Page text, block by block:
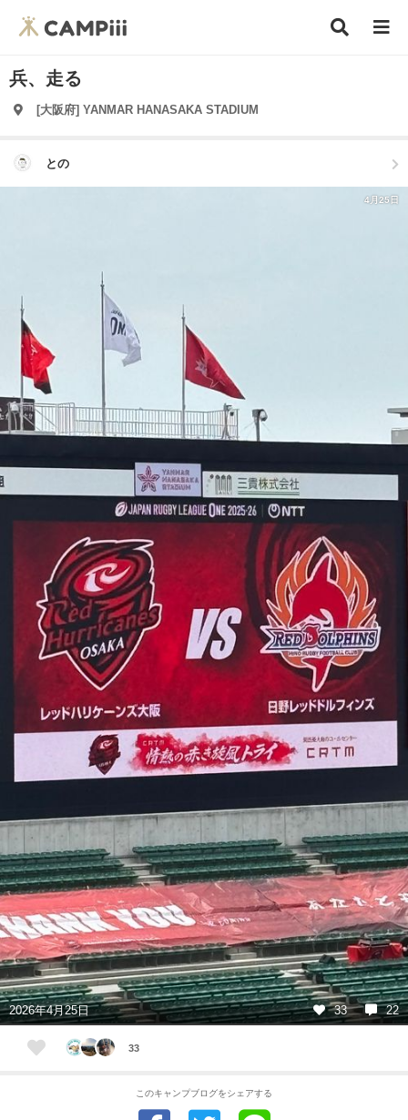
兵、走る
[大阪府] YANMAR HANASAKA STADIUM
との
4月25日
2026年4月25日 33 22
33
このキャンプブログをシェアする